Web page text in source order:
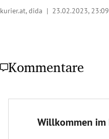
kurier.at, dida | 23.02.2023, 23:09
Kommentare